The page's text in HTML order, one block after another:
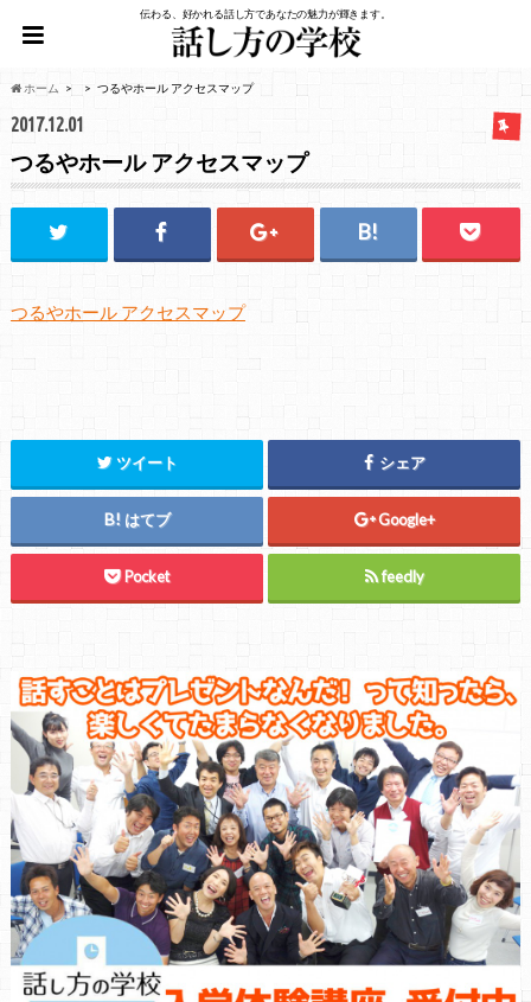
伝わる、好かれる話し方であなたの魅力が輝きます。
ホーム つるやホール アクセスマップ
2017.12.01
つるやホール アクセスマップ
つるやホール アクセスマップ
ツイート シェア
はてブ Google+
Pocket feedly